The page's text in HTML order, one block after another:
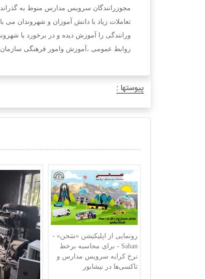
مجوزرانندگان سرویس مدارس منوط به
تعاملات زیاد با دانش آموزان و شهروندان
ورانندگی را آموزش دیده و در برخورد با
روابط عمومی ،آموزش وامور فرهنگی
پیوستها :
رونمایی از اپلیکیشن «سَحن» -
Sahan - برای محاسبه برخط
نرخ کرایه سرویس مدارس و
تاکسی‌ها در نیشابور